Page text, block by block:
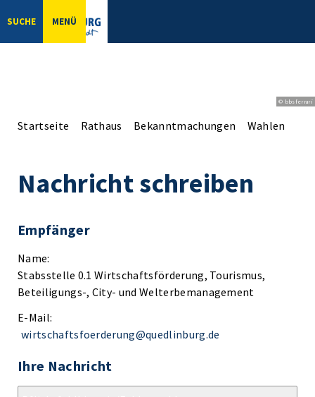
SUCHE MENÜ
© bbsferrari
Startseite Rathaus Bekanntmachungen Wahlen
Nachricht schreiben
Empfänger
Name:
Stabsstelle 0.1 Wirtschaftsförderung, Tourismus,
Beteiligungs-, City- und Welterbemanagement
E-Mail:
wirtschaftsfoerderung@quedlinburg.de
Ihre Nachricht